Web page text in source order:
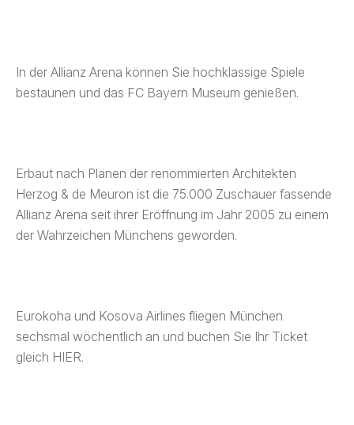
In der Allianz Arena können Sie hochklassige Spiele
bestaunen und das FC Bayern Museum genießen.
Erbaut nach Plänen der renommierten Architekten
Herzog & de Meuron ist die 75.000 Zuschauer fassende
Allianz Arena seit ihrer Eröffnung im Jahr 2005 zu einem
der Wahrzeichen Münchens geworden.
Eurokoha und Kosova Airlines fliegen München
sechsmal wöchentlich an und buchen Sie Ihr Ticket
gleich HIER.